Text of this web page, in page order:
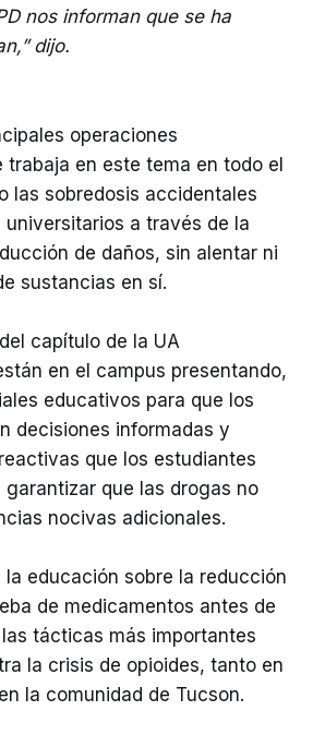
nos informan que se ha
dijo.
operaciones
trabaja en este tema en todo el
las sobredosis accidentales
a través de la
de daños, sin alentar ni
sustancias en sí.
capítulo de la UA
en el campus presentando,
educativos para que los
decisiones informadas y
que los estudiantes
garantizar que las drogas no
nocivas adicionales.
la educación sobre la reducción
de medicamentos antes de
tácticas más importantes
la crisis de opioides, tanto en
la comunidad de Tucson.